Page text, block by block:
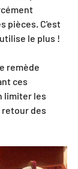
pièces. C'est
le plus !
remède
ces
limiter les
des